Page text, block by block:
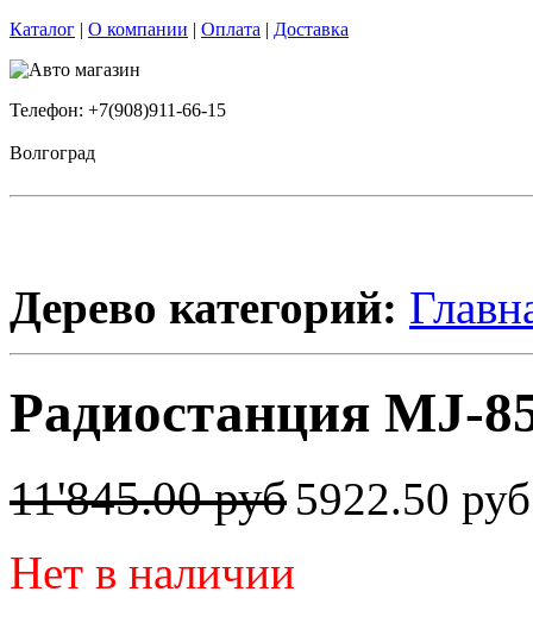
Каталог | О компании | Оплата | Доставка
Телефон: +7(908)911-66-15
Волгоград
Дерево категорий:
Радиостанция MJ-
11'845.00 руб 5922.50
Нет в наличии